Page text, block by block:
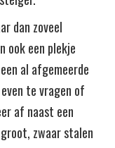
dan zoveel
ook een plekje
al afgemeerde
te vragen of
af naast een
zwaar stalen